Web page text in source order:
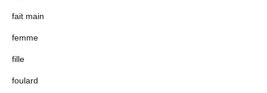
fait main
femme
fille
foulard